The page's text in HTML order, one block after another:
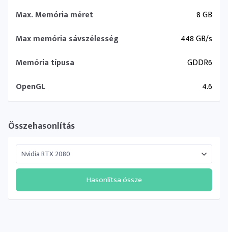
Max. Memória méret
8 GB
Max memória sávszélesség
448 GB/s
Memória típusa
GDDR6
OpenGL
4.6
Összehasonlítás
Hasonlítsa össze